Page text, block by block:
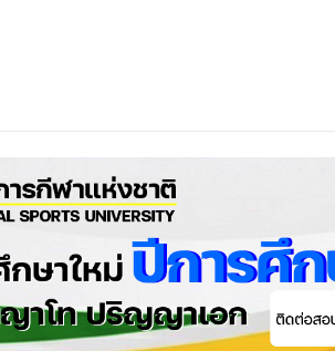
องเรียน พสวท.” ปีการศึกษา 2569 ชวน ม.3 ก้าว